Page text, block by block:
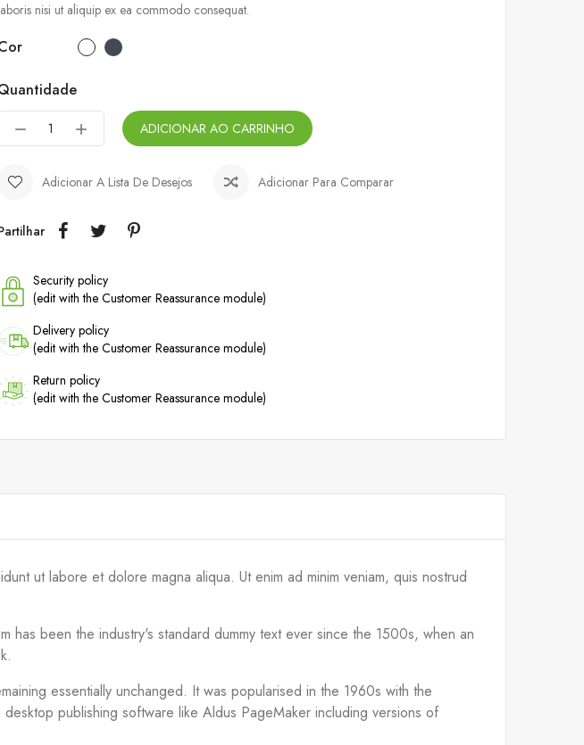
nisi ut aliquip ex ea commodo consequat.
ADICIONAR AO CARRINHO
Adicionar A Lista De Desejos Adicionar Para Comparar
Security policy
(edit with the Customer Reassurance module)
Delivery policy
(edit with the Customer Reassurance module)
Return policy
(edit with the Customer Reassurance module)
ut labore et dolore magna aliqua. Ut enim ad minim veniam, quis nostrud
has been the industry's standard dummy text ever since the 1500s, when an
essentially unchanged. It was popularised in the 1960s with the
publishing software like Aldus PageMaker including versions of